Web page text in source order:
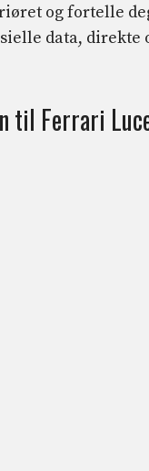
og fortelle
data, direkte
til Ferrari